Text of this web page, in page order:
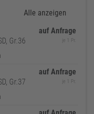
Alle anzeigen
Gr.36
auf Anfrage
je 1 Pr.
Gr.37
auf Anfrage
je 1 Pr.